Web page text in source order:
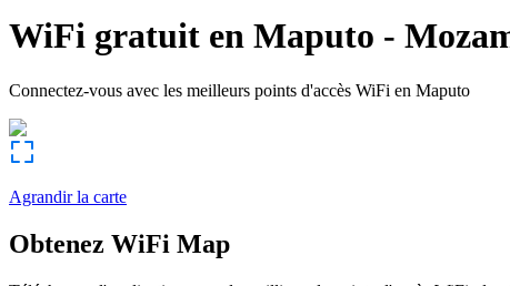
WiFi gratuit en Maputo -
Connectez-vous avec les meilleurs points d'accès WiFi en Maputo
Agrandir la carte
Obtenez WiFi Map